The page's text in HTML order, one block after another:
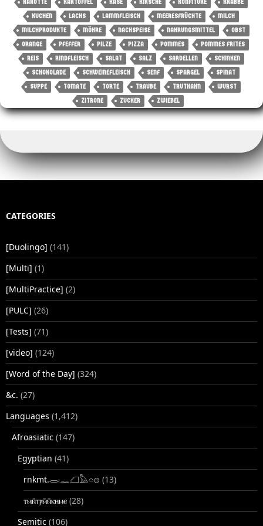
KAROTTE KARTOFFEL KÄSE KIRSCHE KONFITÜRE
KRABBE
KUCHEN
LACHS LAMMFLEISCH MEERESFRÜCHTE
MILCH
MILCHPRODUKTE
MÖHRE NACHSPEISE NAHRUNGSMITTEL
OBST
ORANGE
PFEFFER PILZE PIZZA POMMES
POMMES FRITES
REIS
RINDFLEISCH SALAT SALZ SARDELLEN
SCHINKEN
SCHOKOLADE
SCHWEINEFLEISCH SENF SPARGEL
SPINAT
SUPPE
TOMATE TORTE TRAUBE TRUTHAHN
WURST
ZITRONE
ZUCKER ZWIEBEL
CATEGORIES
[Duolingo] (141)
[Multi] (1)
[MultiPractice] (2)
[PULC] (26)
[Tests] (71)
[video] (124)
[Word of the Day] (324)
&c. (27)
Languages (1,412)
Afroasiatic (147)
Egyptian (41)
rnkmt.𓂋𓏺𓈖𓆎𓅓𓏏𓊖 (13)
ⲧⲙⲛ̄ⲧⲣⲙ̄ⲛ̄ⲕⲏⲙⲉ (28)
Semitic (106)